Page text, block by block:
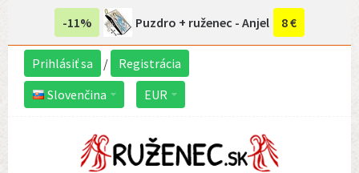
-11% Puzdro + ruženec - Anjel 8 €
Prihlásiť sa /
Registrácia
Slovenčina
EUR